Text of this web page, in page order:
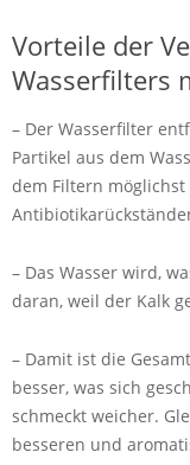
Vorteile der
Wasserfilters
– Der Wasserfilter
Partikel aus dem
dem Filtern möglichst
– Das Wasser wird,
daran, weil der Kalk
– Damit ist die
besser, was sich
schmeckt weicher.
besseren und